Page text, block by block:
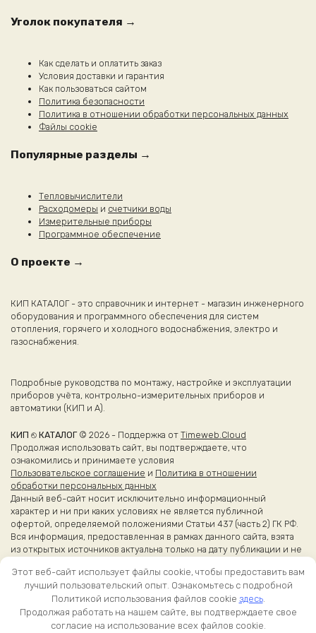
товара.
Уголок покупателя →
Как сделать и оплатить заказ
Условия доставки и гарантия
Как пользоваться сайтом
Политика безопасности
Политика в отношении обработки персональных данных
Файлы cookie
Популярные разделы →
Тепловычислители
Расходомеры и счетчики воды
Измерительные приборы
Программное обеспечение
О проекте →
КИП КАТАЛОГ - это справочник и интернет - магазин инженерного
оборудования и программного обеспечения для систем
отопления, горячего и холодного водоснабжения, электро и
газоснабжения.
Подробные руководства по монтажу, настройке и эксплуатации
приборов учёта, контрольно-измерительных приборов и
автоматики (КИП и А).
КИП ⎋ КАТАЛОГ© 2026 - Поддержка от Timeweb.Cloud
Продолжая использовать сайт, вы подтверждаете, что
ознакомились и принимаете условия
Пользовательское соглашение и Политика в отношении
обработки персональных данных
Данный веб-сайт носит исключительно информационный
характер и ни при каких условиях не является публичной
офертой, определяемой положениями Статьи 437 (часть 2) ГК РФ.
Вся информация, предоставленная в рамках данного сайта, взята
из открытых источников актуальна только на дату публикации и не
Более точные сведения об эксплуатации приборов вы можете
получить из оригинальных каталогов и руководств
производителей.
Этот веб-сайт использует файлы cookie, чтобы предоставить вам
лучший пользовательский опыт. Ознакомьтесь с подробной
Политикой использования файлов cookie здесь.
Продолжая работать на нашем сайте, вы подтверждаете свое
согласие на использование всех файлов cookie.